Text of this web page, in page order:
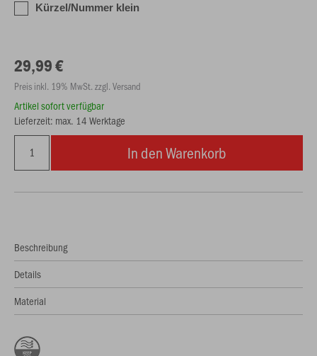
Kürzel/Nummer klein
29,99 €
Preis inkl. 19% MwSt. zzgl. Versand
Artikel sofort verfügbar
Lieferzeit: max. 14 Werktage
In den Warenkorb
Beschreibung
Details
Material